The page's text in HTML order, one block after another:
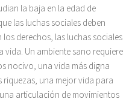
la baja en la edad de
las luchas sociales deben
derechos, las luchas sociales
vida. Un ambiente sano requiere
nocivo, una vida más digna
riquezas, una mejor vida para
articulación de movimientos